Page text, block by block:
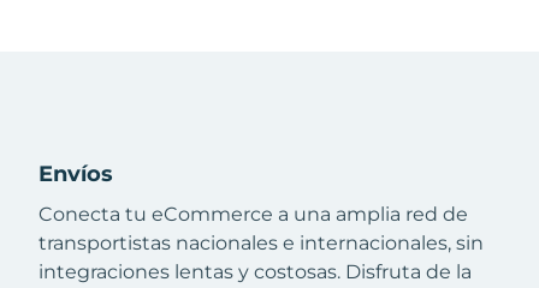
Envíos
Conecta tu eCommerce a una amplia red de
transportistas nacionales e internacionales, sin
integraciones lentas y costosas. Disfruta de la